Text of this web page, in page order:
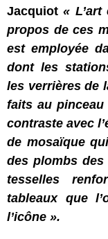
Jacquiot«
propos de ces
est employée
dont les
les verrières de
faits au
contraste avec
de mosaïque
des plombs
tesselles
tableaux que
l’icône ».